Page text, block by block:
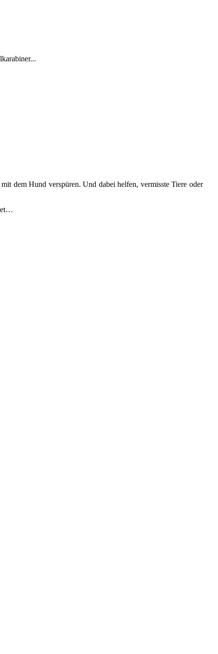
dem Hund verspüren. Und dabei helfen, vermisste Tiere oder